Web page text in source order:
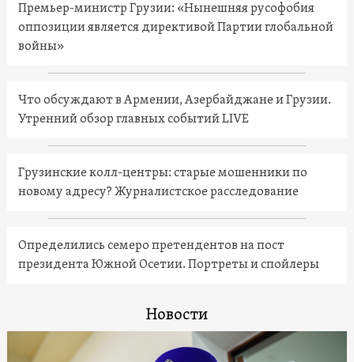
Премьер-министр Грузии: «Нынешняя русофобия
оппозиции является директивой Партии глобальной
войны»
Что обсуждают в Армении, Азербайджане и Грузии.
Утренний обзор главных событий LIVE
Грузинские колл-центры: старые мошенники по
новому адресу? Журналистское расследование
Определились семеро претендентов на пост
президента Южной Осетии. Портреты и спойлеры
Новости